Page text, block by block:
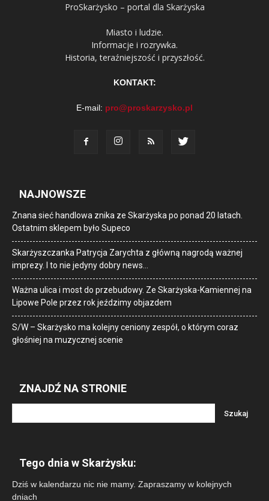
ProSkarżysko – portal dla Skarżyska
Miasto i ludzie.
Informacje i rozrywka.
Historia, teraźniejszość i przyszłość.
KONTAKT:
E-mail: pro@proskarzysko.pl
NAJNOWSZE
Znana sieć handlowa znika ze Skarżyska po ponad 20 latach.
Ostatnim sklepem było Supeco
Skarżyszczanka Patrycja Zarychta z główną nagrodą ważnej
imprezy. I to nie jedyny dobry news…
Ważna ulica i most do przebudowy. Ze Skarżyska-Kamiennej na
Lipowe Pole przez rok jeździmy objazdem
S/W – Skarżysko ma kolejny ceniony zespół, o którym coraz
głośniej na muzycznej scenie
ZNAJDŹ NA STRONIE
Tego dnia w Skarżysku:
Dziś w kalendarzu nic nie mamy. Zapraszamy w kolejnych
dniach